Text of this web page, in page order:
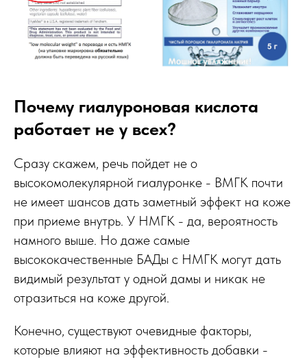
Почему гиалуроновая кислота
работает не у всех?
Сразу скажем, речь пойдет не о
высокомолекулярной гиалуронке - ВМГК почти
не имеет шансов дать заметный эффект на коже
при приеме внутрь. У НМГК - да, вероятность
намного выше. Но даже самые
высококачественные БАДы с НМГК могут дать
видимый результат у одной дамы и никак не
отразиться на коже другой.
Конечно, существуют очевидные факторы,
которые влияют на эффективность добавки -